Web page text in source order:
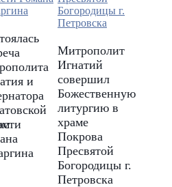
и
Митрополит
Игнатий
совершил
Божественную
литургию в
храме
Покрова
Пресвятой
Богородицы г.
Петровска